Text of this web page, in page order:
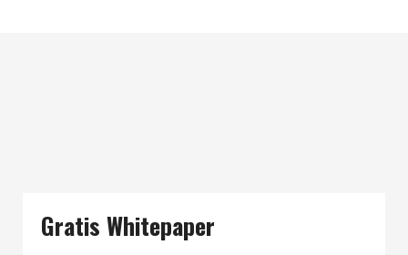
Gratis Whitepaper